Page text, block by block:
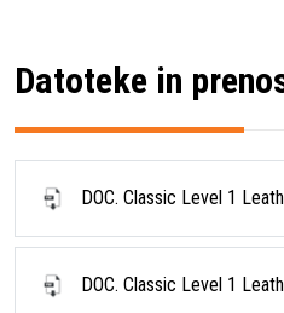
Material
Datoteke in
DOC. Classic Level 1
DOC. Classic Level 1